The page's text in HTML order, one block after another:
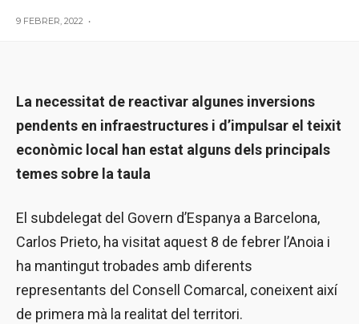
9 FEBRER, 2022 •
La necessitat de reactivar algunes inversions
pendents en infraestructures i d’impulsar el teixit
econòmic local han estat alguns dels principals
temes sobre la taula
El subdelegat del Govern d’Espanya a Barcelona,
Carlos Prieto, ha visitat aquest 8 de febrer l’Anoia i
ha mantingut trobades amb diferents
representants del Consell Comarcal, coneixent així
de primera mà la realitat del territori.